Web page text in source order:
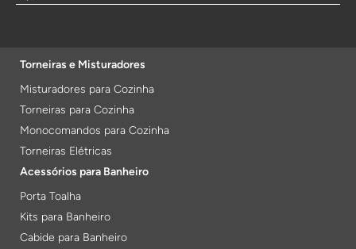
Torneiras e Misturadores
Misturadores para Cozinha
Torneiras para Cozinha
Monocomandos para Cozinha
Torneiras Elétricas
Acessórios para Banheiro
Porta Toalha
Kits para Banheiro
Cabide para Banheiro